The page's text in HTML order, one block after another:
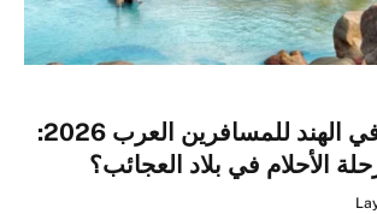
دليل السياحة في الهند للمسافرين العرب 2026:
الأحلام في بلاد العجائب؟